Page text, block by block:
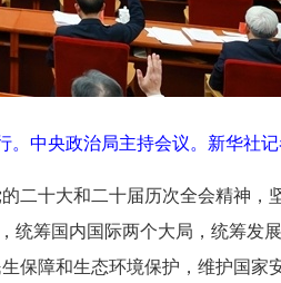
中央政治局主持会议。 新华社
二十大和二十届历次全会精神，
统筹国内国际两个大局，统筹发
保障和生态环境保护，维护国家